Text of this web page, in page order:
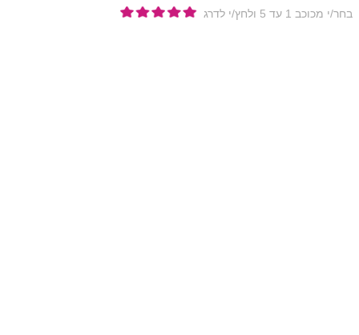
בחר/י מכוכב 1 עד 5 ולחץ/י לדרג